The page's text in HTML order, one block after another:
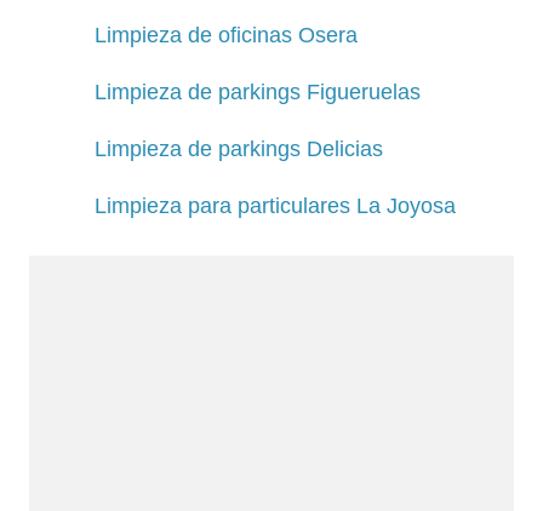
Limpieza de oficinas Osera
Limpieza de parkings Figueruelas
Limpieza de parkings Delicias
Limpieza para particulares La Joyosa